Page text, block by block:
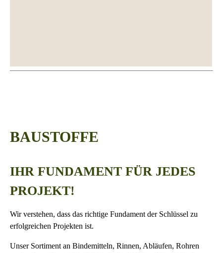
BAUSTOFFE
IHR FUNDAMENT FÜR JEDES
PROJEKT!
Wir verstehen, dass das richtige Fundament der Schlüssel zu
erfolgreichen Projekten ist.
Unser Sortiment an Bindemitteln, Rinnen, Abläufen, Rohren